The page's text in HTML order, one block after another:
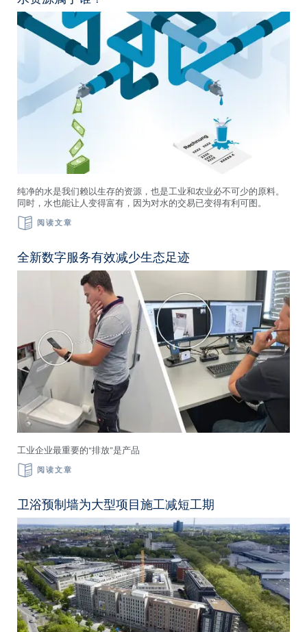
纯净的水是我们赖以生存的资源，也是工业和农业必不可少的原料。
同时，水也能让人变得富有，因为对水的交易已变得有利可图。
阅读文章
工业企业最重要的“排放”是产品
阅读文章
全新数字服务有效减少生态足迹
卫浴预制墙为大型项目施工减短工期